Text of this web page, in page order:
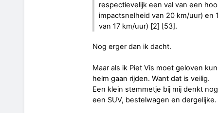
respectievelijk een val van een
impactsnelheid van 20 km/uur) en
van 17 km/uur) [2] [53].
Nog erger dan ik dacht.
Maar als ik Piet Vis moet geloven
helm gaan rijden. Want dat is veilig.
Een klein stemmetje bij mij denkt
een SUV, bestelwagen en dergelijke.